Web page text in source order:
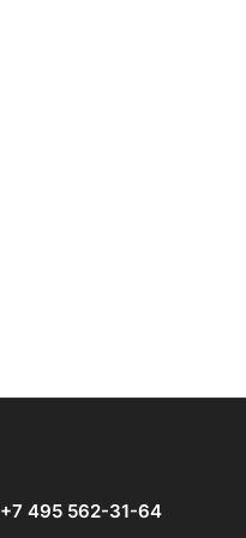
+7 495 562-31-64